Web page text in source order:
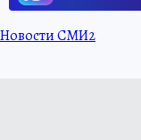
Новости СМИ2